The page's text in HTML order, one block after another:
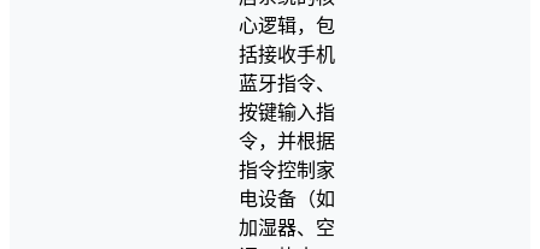
心逻辑，包
括接收手机
蓝牙指令、
按键输入指
令，并根据
指令控制家
电设备（如
加湿器、空